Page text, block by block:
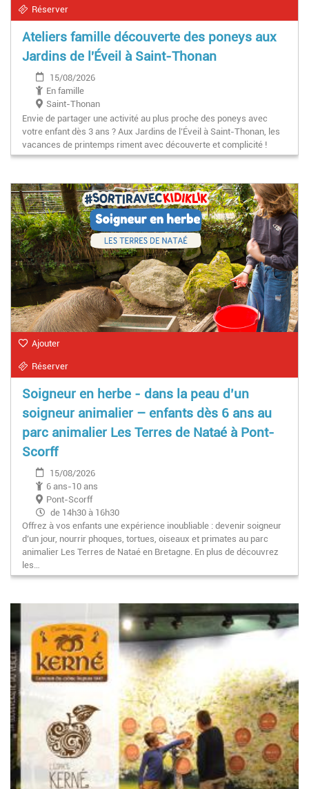
Réserver
Ateliers famille découverte des poneys aux
Jardins de l'Éveil à Saint-Thonan
15/08/2026
En famille
Saint-Thonan
Envie de partager une activité au plus proche des poneys avec
votre enfant dès 3 ans ? Aux Jardins de l’Éveil à Saint-Thonan, les
vacances de printemps riment avec découverte et complicité !
Ajouter
Réserver
Soigneur en herbe - dans la peau d’un
soigneur animalier – enfants dès 6 ans au
parc animalier Les Terres de Nataé à Pont-
Scorff
15/08/2026
6 ans-10 ans
Pont-Scorff
de 14h30 à 16h30
Offrez à vos enfants une expérience inoubliable : devenir soigneur
d’un jour, nourrir phoques, tortues, oiseaux et primates au parc
animalier Les Terres de Nataé en Bretagne. En plus de découvrez
les…